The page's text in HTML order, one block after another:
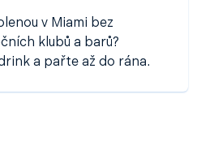
v Miami bez
klubů a barů?
a pařte až do rána.